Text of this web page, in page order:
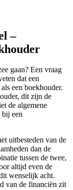
–
gaan? Een vraag
dat een
een boekhouder.
dit zijn de
de algemene
bij een
uitbesteden van de
dan de
tussen de twee,
altijd even de
wenselijk acht.
van de financiën zit